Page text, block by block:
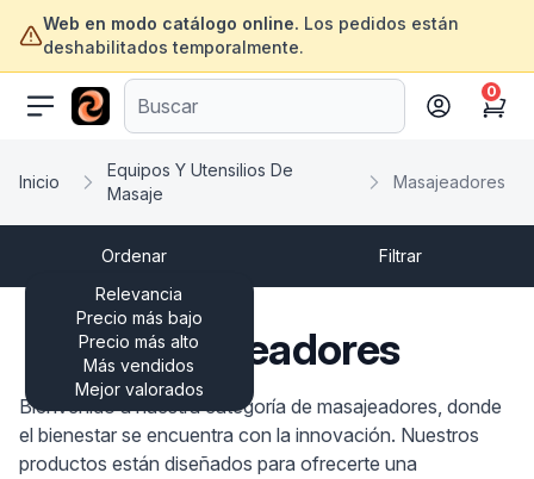
Web en modo catálogo online. Los pedidos están
deshabilitados temporalmente.
ofertasinformatica.com
Cart
0
Inicio
Equipos Y Utensilios De
Masaje
Masajeadores
Ordenar
Relevancia
Precio más bajo
Precio más alto
Más vendidos
Mejor valorados
Filtrar
Masajeadores
Bienvenido a nuestra categoría de masajeadores, donde
el bienestar se encuentra con la innovación. Nuestros
productos están diseñados para ofrecerte una